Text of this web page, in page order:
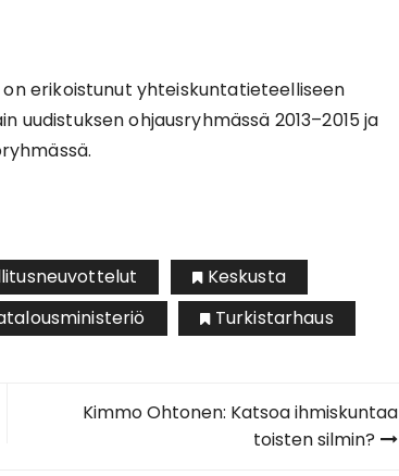
erikoistunut yhteiskuntatieteelliseen
uudistuksen ohjausryhmässä 2013–2015 ja
Keskusta
Turkistarhaus
Kimmo Ohtonen: Katsoa ihmiskuntaa
toisten silmin?